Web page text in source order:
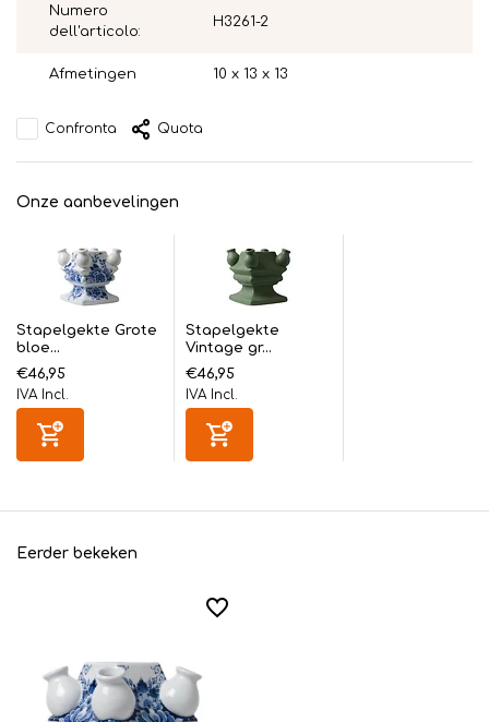
Numero
dell'articolo:
H3261-2
Afmetingen 10 x 13 x 13
Confronta Quota
Onze aanbevelingen
Stapelgekte Grote
bloe...
€46,95
IVA Incl.
Stapelgekte
Vintage gr...
€46,95
IVA Incl.
Eerder bekeken